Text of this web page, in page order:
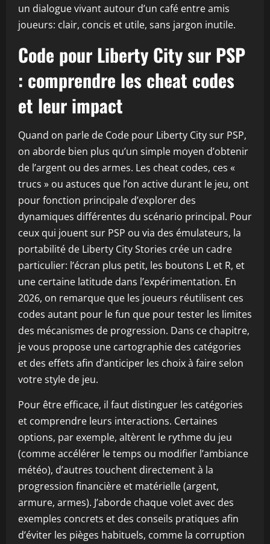
un dialogue vivant autour d’un café entre amis
joueurs: clair, concis et utile, sans jargon inutile.
Code pour Liberty City sur PSP
: comprendre les cheat codes
et leur impact
Quand on parle de Code pour Liberty City sur PSP,
on aborde bien plus qu’un simple moyen d’obtenir
de l’argent ou des armes. Les cheat codes, ces «
trucs » ou astuces que l’on active durant le jeu, ont
pour fonction principale d’explorer des
dynamiques différentes du scénario principal. Pour
ceux qui jouent sur PSP ou via des émulateurs, la
portabilité de Liberty City Stories crée un cadre
particulier: l’écran plus petit, les boutons L et R, et
une certaine latitude dans l’expérimentation. En
2026, on remarque que les joueurs réutilisent ces
codes autant pour le fun que pour tester les limites
des mécanismes de progression. Dans ce chapitre,
je vous propose une cartographie des catégories
et des effets afin d’anticiper les choix à faire selon
votre style de jeu.
Pour être efficace, il faut distinguer les catégories
et comprendre leurs interactions. Certaines
options, par exemple, altèrent le rythme du jeu
(comme accélérer le temps ou modifier l’ambiance
météo), d’autres touchent directement à la
progression financière et matérielle (argent,
armure, armes). J’aborde chaque volet avec des
exemples concrets et des conseils pratiques afin
d’éviter les pièges habituels, comme la corruption